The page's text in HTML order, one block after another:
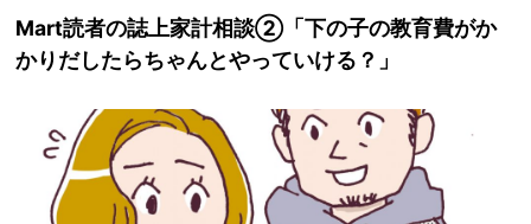
Mart読者の誌上家計相談②「下の子の教育費がか
かりだしたらちゃんとやっていける？」